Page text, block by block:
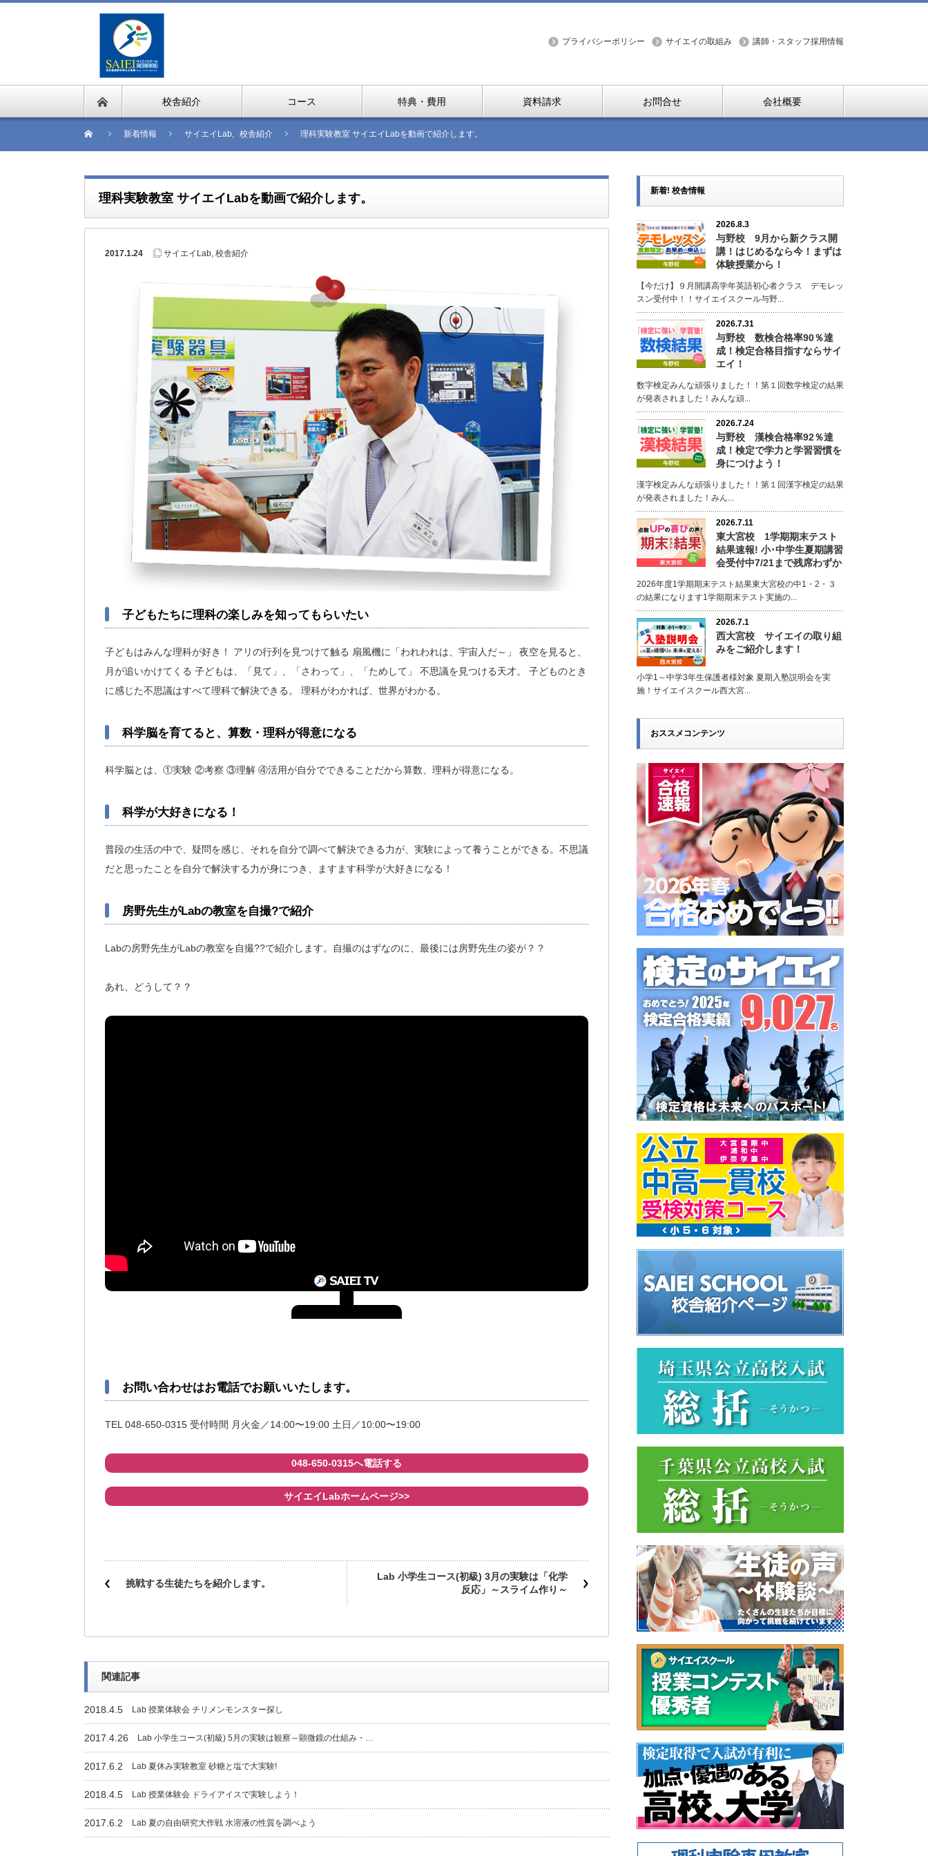
プライバシーポリシー サイエイの取組み 講師・スタッフ採用情報
校舎紹介 コース 特典・費用 資料請求 お問合せ 会社概要
新着情報 サイエイLab, 校舎紹介 理科実験教室 サイエイLabを動画で紹介します。
理科実験教室 サイエイLabを動画で紹介します。
2017.1.24 サイエイLab, 校舎紹介
子どもたちに理科の楽しみを知ってもらいたい
子どもはみんな理科が好き！ アリの行列を見つけて触る 扇風機に「われわれは、宇宙人だ～」 夜空を見ると、
月が追いかけてくる 子どもは、「見て」、「さわって」、「ためして」 不思議を見つける天才。 子どものとき
に感じた不思議はすべて理科で解決できる。 理科がわかれば、世界がわかる。
科学脳を育てると、算数・理科が得意になる
科学脳とは、①実験 ②考察 ③理解 ④活用が自分でできることだから算数、理科が得意になる。
科学が大好きになる！
普段の生活の中で、疑問を感じ、それを自分で調べて解決できる力が、実験によって養うことができる。不思議
だと思ったことを自分で解決する力が身につき、ますます科学が大好きになる！
房野先生がLabの教室を自撮?で紹介
Labの房野先生がLabの教室を自撮??で紹介します。自撮のはずなのに、最後には房野先生の姿が？？
あれ、どうして？？
お問い合わせはお電話でお願いいたします。
TEL 048-650-0315 受付時間 月火金／14:00〜19:00 土日／10:00〜19:00
048-650-0315へ電話する
サイエイLabホームページ>>
挑戦する生徒たちを紹介します。
Lab 小学生コース(初級) 3月の実験は「化学
反応」～スライム作り～
関連記事
2018.4.5 Lab 授業体験会 チリメンモンスター探し
2017.4.26 Lab 小学生コース(初級) 5月の実験は観察～顕微鏡の仕組み・…
2017.6.2 Lab 夏休み実験教室 砂糖と塩で大実験!
2018.4.5 Lab 授業体験会 ドライアイスで実験しよう！
2017.6.2 Lab 夏の自由研究大作戦 水溶液の性質を調べよう
新着! 校舎情報
2026.8.3
与野校 9月から新クラス開
講！はじめるなら今！まずは
体験授業から！
【今だけ】９月開講高学年英語初心者クラス デモレッ
スン受付中！！サイエイスクール与野...
2026.7.31
与野校 数検合格率90％達
成！検定合格目指すならサイ
エイ！
数字検定みんな頑張りました！！第１回数学検定の結果
が発表されました！みんな頑...
2026.7.24
与野校 漢検合格率92％達
成！検定で学力と学習習慣を
身につけよう！
漢字検定みんな頑張りました！！第１回漢字検定の結果
が発表されました！みん...
2026.7.11
東大宮校 1学期期末テスト
結果速報! 小･中学生夏期講習
会受付中7/21まで残席わずか
2026年度1学期期末テスト結果東大宮校の中1・2・３
の結果になります1学期期末テスト実施の...
2026.7.1
西大宮校 サイエイの取り組
みをご紹介します！
小学1～中学3年生保護者様対象 夏期入塾説明会を実
施！サイエイスクール西大宮...
おススメコンテンツ